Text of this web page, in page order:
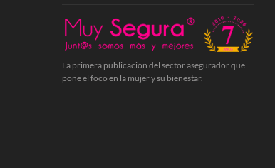
La primera publicación del sector asegurador que
pone el foco en la mujer y su bienestar.